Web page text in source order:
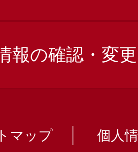
報の確認・変更
マップ 個人